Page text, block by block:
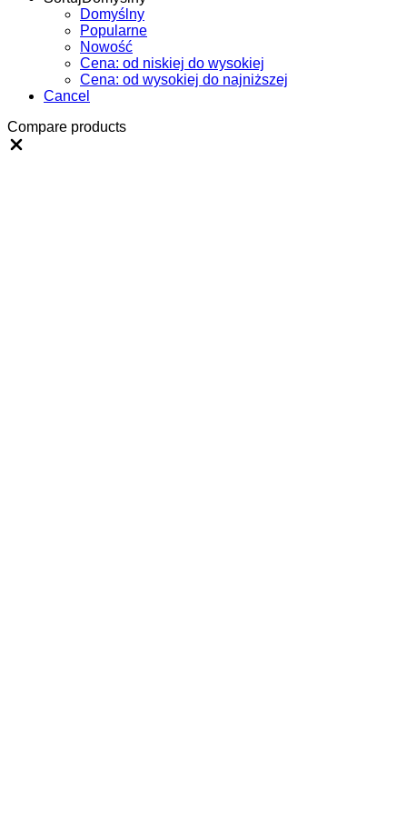
Domyślny
Popularne
Nowość
Cena: od niskiej do wysokiej
Cena: od wysokiej do najniższej
Cancel
Compare products